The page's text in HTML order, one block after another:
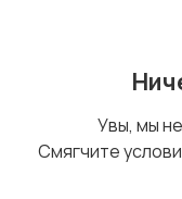
водоснабжение
Увы, мы
Смягчите